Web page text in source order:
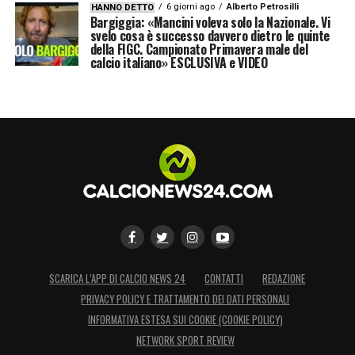
HANNO DETTO 6 giorni ago Alberto Petrosilli
Bargiggia: «Mancini voleva solo la Nazionale. Vi
svelo cosa è successo davvero dietro le quinte
della FIGC. Campionato Primavera male del
calcio italiano» ESCLUSIVA e VIDEO
SCARICA L’APP DI CALCIO NEWS 24 CONTATTI
REDAZIONE
PRIVACY POLICY E TRATTAMENTO DEI DATI PERSONALI
INFORMATIVA ESTESA SUI COOKIE (COOKIE POLICY)
NETWORK SPORT REVIEW